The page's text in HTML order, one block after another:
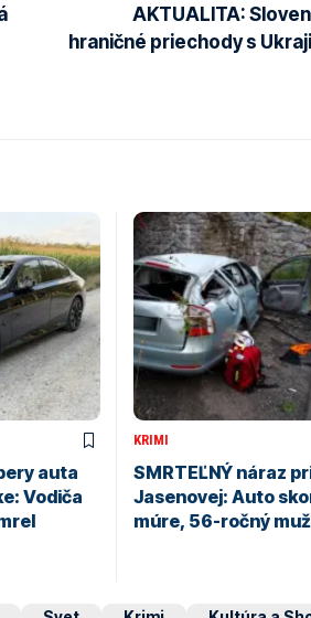
AKTUALITA:
hraničné priechody s
auta
Vodiča
KRIMI
SMRTEĽNÝ náraz
Jasenovej: Auto
múre, 56-ročný